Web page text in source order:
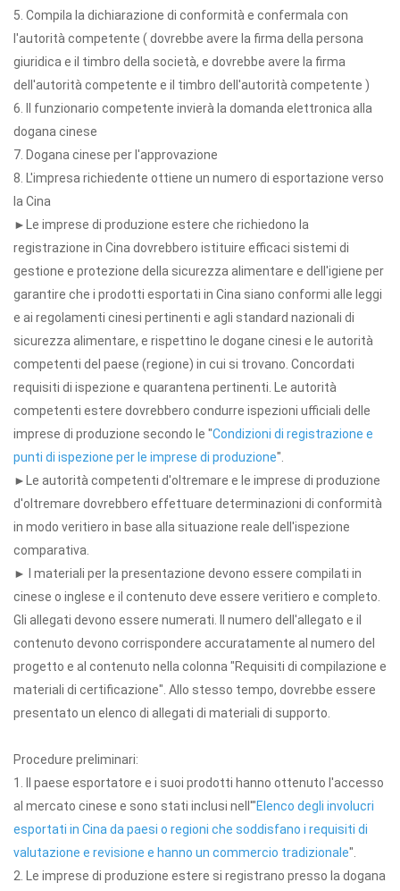
5. Compila la dichiarazione di conformità e confermala con
l'autorità competente ( dovrebbe avere la firma della persona
giuridica e il timbro della società, e dovrebbe avere la firma
dell'autorità competente e il timbro dell'autorità competente )
6. Il funzionario competente invierà la domanda elettronica alla
dogana cinese
7. Dogana cinese per l'approvazione
8. L'impresa richiedente ottiene un numero di esportazione verso
la Cina
►Le imprese di produzione estere che richiedono la
registrazione in Cina dovrebbero istituire efficaci sistemi di
gestione e protezione della sicurezza alimentare e dell'igiene per
garantire che i prodotti esportati in Cina siano conformi alle leggi
e ai regolamenti cinesi pertinenti e agli standard nazionali di
sicurezza alimentare, e rispettino le dogane cinesi e le autorità
competenti del paese (regione) in cui si trovano. Concordati
requisiti di ispezione e quarantena pertinenti. Le autorità
competenti estere dovrebbero condurre ispezioni ufficiali delle
imprese di produzione secondo le "Condizioni di registrazione e
punti di ispezione per le imprese di produzione".
►Le autorità competenti d'oltremare e le imprese di produzione
d'oltremare dovrebbero effettuare determinazioni di conformità
in modo veritiero in base alla situazione reale dell'ispezione
comparativa.
► I materiali per la presentazione devono essere compilati in
cinese o inglese e il contenuto deve essere veritiero e completo.
Gli allegati devono essere numerati. Il numero dell'allegato e il
contenuto devono corrispondere accuratamente al numero del
progetto e al contenuto nella colonna "Requisiti di compilazione e
materiali di certificazione". Allo stesso tempo, dovrebbe essere
presentato un elenco di allegati di materiali di supporto.
Procedure preliminari:
1. Il paese esportatore e i suoi prodotti hanno ottenuto l'accesso
al mercato cinese e sono stati inclusi nell'"Elenco degli involucri
esportati in Cina da paesi o regioni che soddisfano i requisiti di
valutazione e revisione e hanno un commercio tradizionale".
2. Le imprese di produzione estere si registrano presso la dogana